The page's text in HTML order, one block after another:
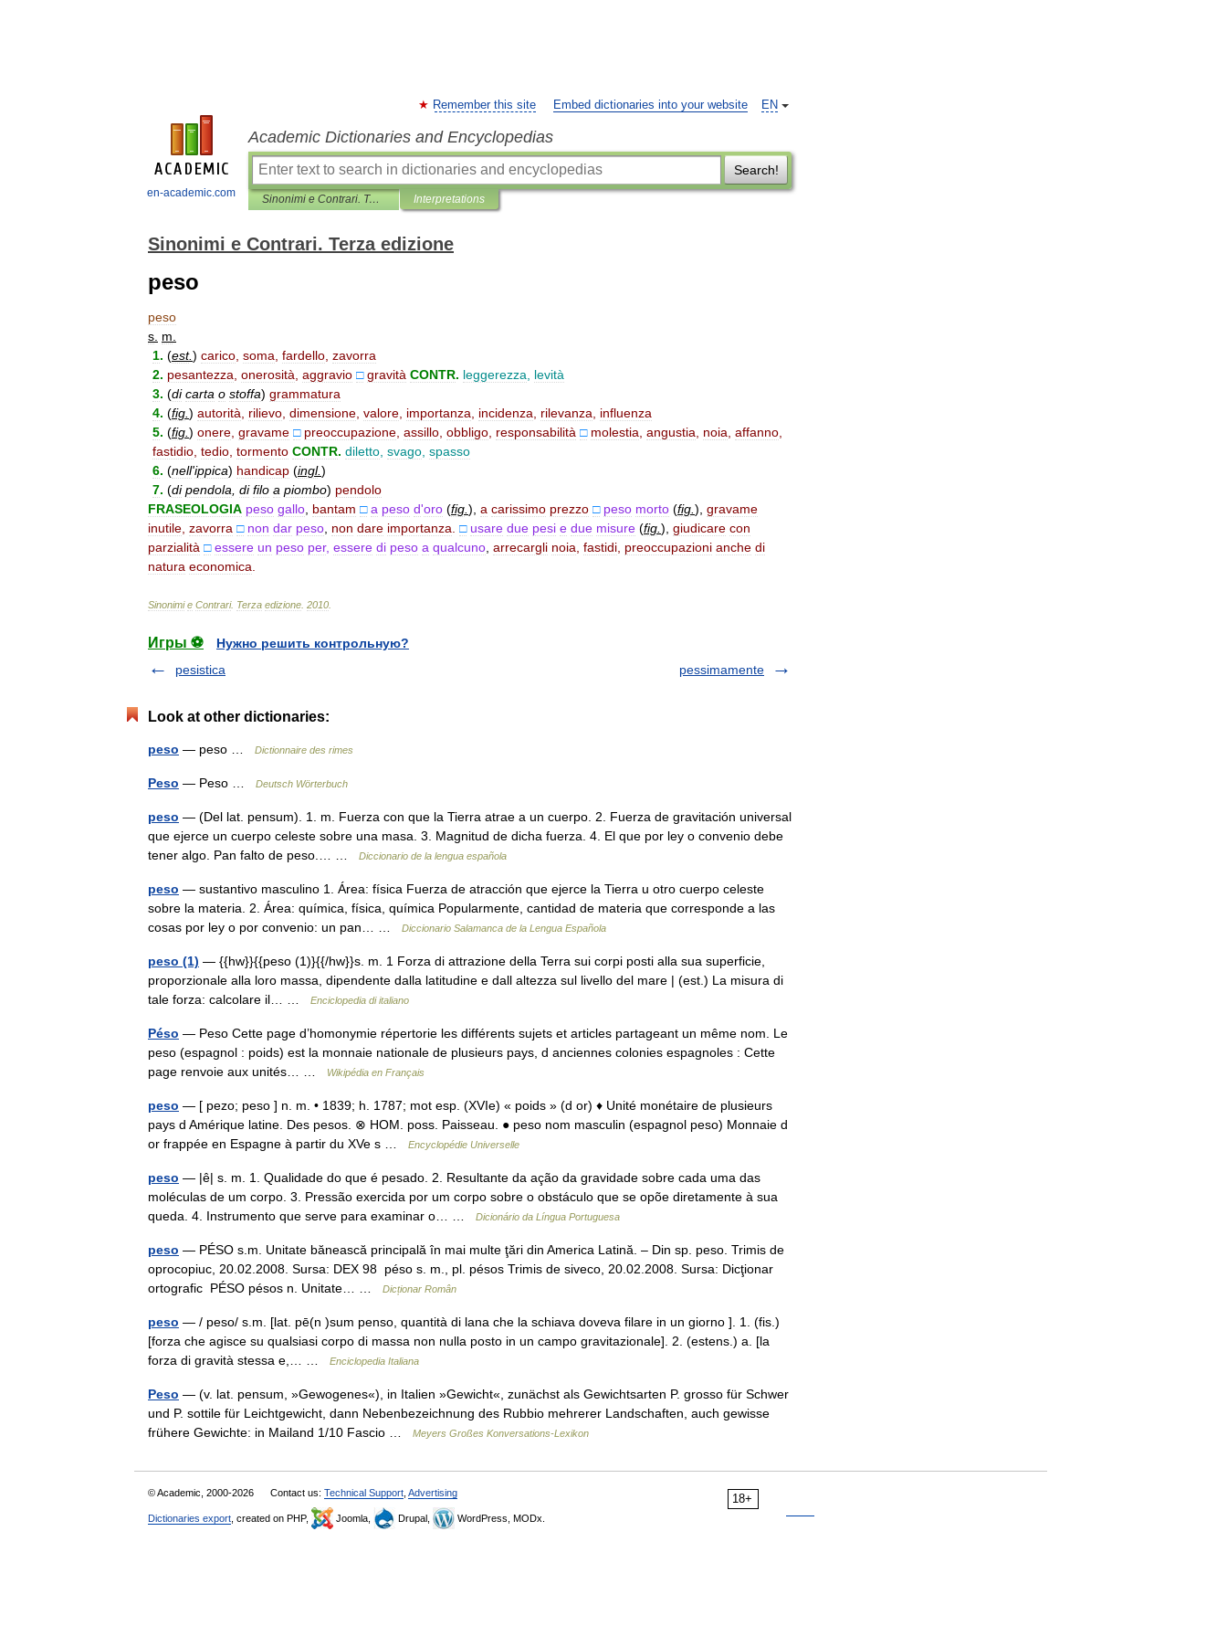
en-academic.com
EN
Remember this site Embed dictionaries into your website
Academic Dictionaries and Encyclopedias
Search!
Sinonimi e Contrari. Terza edizione Interpretations
Sinonimi e Contrari. Terza edizione
peso
peso
s m
1. (est.) carico soma fardello zavorra
2. pesantezza onerosità aggravio □ gravità CONTR. leggerezza
levità
3. (di carta o stoffa) grammatura
4. (fig ) autorità rilievo dimensione valore importanza incidenza rilevanza
influenza
5. (fig ) onere gravame □ preoccupazione assillo obbligo responsabilità □ molestia angustia noia affanno
fastidio tedio tormento CONTR. diletto svago spasso
6. (nell'ippica) handicap (ingl.)
7. (di pendola di filo a piombo) pendolo
FRASEOLOGIA peso gallo bantam □ a peso d'oro (fig ) a carissimo prezzo □ peso morto (fig ) gravame
inutile zavorra □ non dar peso non dare importanza □ usare due pesi e due misure (fig ) giudicare con
parzialità □ essere un peso per, essere di peso a qualcuno arrecargli noia fastidi preoccupazioni anche di
natura economica
Sinonimi e Contrari. Terza edizione 2010
Игры ⚽
Нужно решить контрольную?
pesistica
pessimamente
Look at other dictionaries:
peso — peso … Dictionnaire des rimes
Peso — Peso … Deutsch Wörterbuch
peso — (Del lat. pensum). 1. m. Fuerza con que la Tierra atrae a un cuerpo. 2. Fuerza de gravitación universal
que ejerce un cuerpo celeste sobre una masa. 3. Magnitud de dicha fuerza. 4. El que por ley o convenio debe
tener algo. Pan falto de peso.… …
Diccionario de la lengua española
peso — sustantivo masculino 1. Área: física Fuerza de atracción que ejerce la Tierra u otro cuerpo celeste
sobre la materia. 2. Área: química, física, química Popularmente, cantidad de materia que corresponde a las
cosas por ley o por convenio: un pan… …
Diccionario Salamanca de la Lengua Española
peso (1) — {{hw}}{{peso (1)}{{/hw}}s. m. 1 Forza di attrazione della Terra sui corpi posti alla sua superficie,
proporzionale alla loro massa, dipendente dalla latitudine e dall altezza sul livello del mare | (est.) La misura di
tale forza: calcolare il… …
Enciclopedia di italiano
Péso — Peso Cette page d’homonymie répertorie les différents sujets et articles partageant un même nom. Le
peso (espagnol : poids) est la monnaie nationale de plusieurs pays, d anciennes colonies espagnoles : Cette
page renvoie aux unités… …
Wikipédia en Français
peso — [ pezo; peso ] n. m. • 1839; h. 1787; mot esp. (XVIe) « poids » (d or) ♦ Unité monétaire de plusieurs
pays d Amérique latine. Des pesos. ⊗ HOM. poss. Paisseau. ● peso nom masculin (espagnol peso) Monnaie d
or frappée en Espagne à partir du XVe s …
Encyclopédie Universelle
peso — |ê| s. m. 1. Qualidade do que é pesado. 2. Resultante da ação da gravidade sobre cada uma das
moléculas de um corpo. 3. Pressão exercida por um corpo sobre o obstáculo que se opõe diretamente à sua
queda. 4. Instrumento que serve para examinar o… …
Dicionário da Língua Portuguesa
peso — PÉSO s.m. Unitate bănească principală în mai multe ţări din America Latină. – Din sp. peso. Trimis de
oprocopiuc, 20.02.2008. Sursa: DEX 98 péso s. m., pl. pésos Trimis de siveco, 20.02.2008. Sursa: Dicţionar
ortografic PÉSO pésos n. Unitate… …
Dicționar Român
peso — / peso/ s.m. [lat. pē(n )sum penso, quantità di lana che la schiava doveva filare in un giorno ]. 1. (fis.)
[forza che agisce su qualsiasi corpo di massa non nulla posto in un campo gravitazionale]. 2. (estens.) a. [la
forza di gravità stessa e,… …
Enciclopedia Italiana
Peso — (v. lat. pensum, »Gewogenes«), in Italien »Gewicht«, zunächst als Gewichtsarten P. grosso für Schwer
und P. sottile für Leichtgewicht, dann Nebenbezeichnung des Rubbio mehrerer Landschaften, auch gewisse
frühere Gewichte: in Mailand 1/10 Fascio …
Meyers Großes Konversations-Lexikon
18+
© Academic, 2000-2026 Contact us: Technical Support Advertising
Dictionaries export , created on PHP, Joomla, Drupal, WordPress, MODx.